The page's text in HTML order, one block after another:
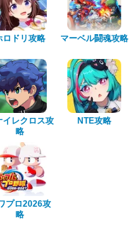
ロドリ攻略 マーベル闘魂攻略
イレクロス攻
略
NTE攻略
プロ2026攻
略